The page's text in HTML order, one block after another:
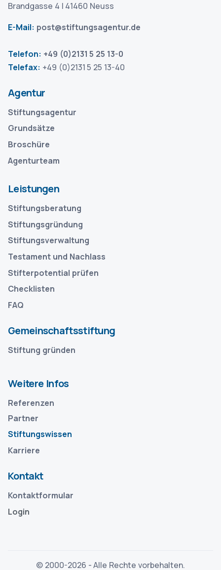
Brandgasse 4 | 41460 Neuss
E-Mail: post@stiftungsagentur.de
Telefon: +49 (0)2131 5 25 13-0
Telefax: +49 (0)2131 5 25 13-40
Agentur
Stiftungsagentur
Grundsätze
Broschüre
Agenturteam
Leistungen
Stiftungsberatung
Stiftungsgründung
Stiftungsverwaltung
Testament und Nachlass
Stifterpotential prüfen
Checklisten
FAQ
Gemeinschaftsstiftung
Stiftung gründen
Weitere Infos
Referenzen
Partner
Stiftungswissen
Karriere
Kontakt
Kontaktformular
Login
© 2000-2026 - Alle Rechte vorbehalten.